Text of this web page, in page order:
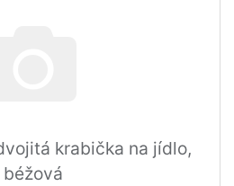
krabička na jídlo,
béžová